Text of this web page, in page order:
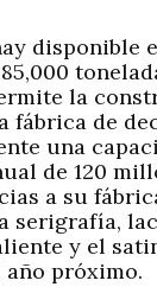
disponible
la
fábrica de
una
de 120
a su
serigrafía,
y el
próximo.